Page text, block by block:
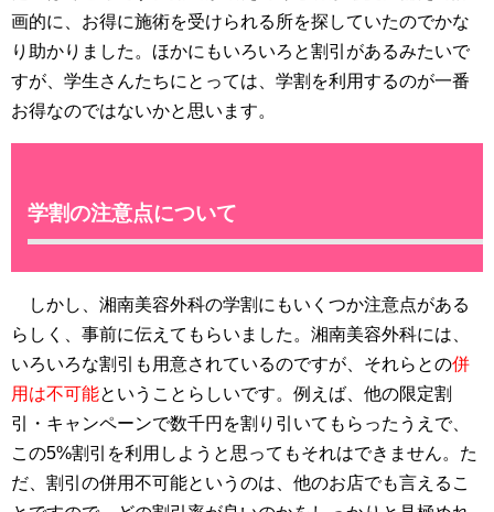
画的に、お得に施術を受けられる所を探していたのでかな
り助かりました。ほかにもいろいろと割引があるみたいで
すが、学生さんたちにとっては、学割を利用するのが一番
お得なのではないかと思います。
学割の注意点について
しかし、湘南美容外科の学割にもいくつか注意点がある
らしく、事前に伝えてもらいました。湘南美容外科には、
いろいろな割引も用意されているのですが、それらとの併
用は不可能ということらしいです。例えば、他の限定割
引・キャンペーンで数千円を割り引いてもらったうえで、
この5%割引を利用しようと思ってもそれはできません。た
だ、割引の併用不可能というのは、他のお店でも言えるこ